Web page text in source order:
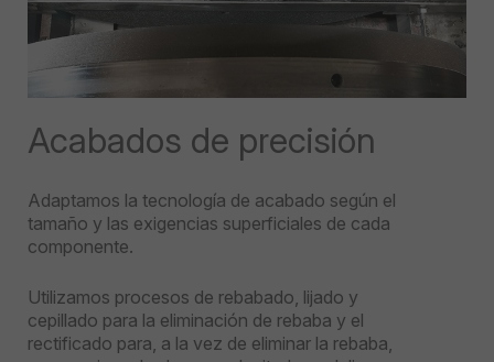
Acabados de precisión
Adaptamos la tecnología de acabado según el
tamaño y las exigencias superficiales de cada
componente.
Utilizamos procesos de rebabado, lijado y
cepillado para la eliminación de rebaba y el
rectificado para, a la vez de eliminar la rebaba,